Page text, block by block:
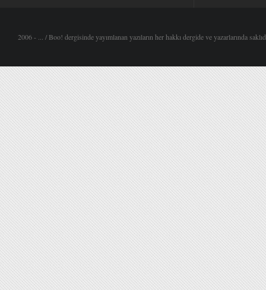
2006 - ... / Boo! dergisinde yayımlanan yazıların her hakkı dergide ve yazarlarında